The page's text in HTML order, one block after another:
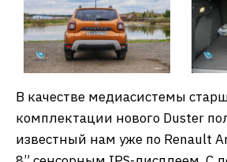
В качестве медиасистемы
комплектации нового Duster
известный нам уже по Renault